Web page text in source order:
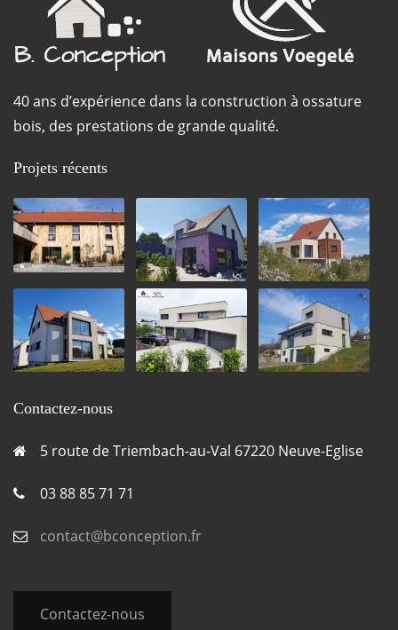
40 ans d’expérience dans la construction à ossature
bois, des prestations de grande qualité.
Projets récents
Contactez-nous
5 route de Triembach-au-Val 67220 Neuve-Eglise
03 88 85 71 71
contact@bconception.fr
Contactez-nous